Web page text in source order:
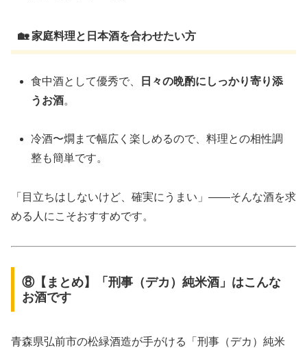
🏡 家庭料理と日本酒を合わせたい方
食中酒として優秀で、
日々の晩酌にしっかり寄り添
うお酒。
冷酒〜燗まで幅広く楽しめるので、料理との相性調
整も簡単です。
「目立ちはしないけど、確実にうまい」――そんな酒を求
める人にこそおすすめです。
⑧【まとめ】「刑事（デカ）純米酒」はこんな
お酒です
青森県弘前市の松緑酒造が手がける「刑事（デカ）純米